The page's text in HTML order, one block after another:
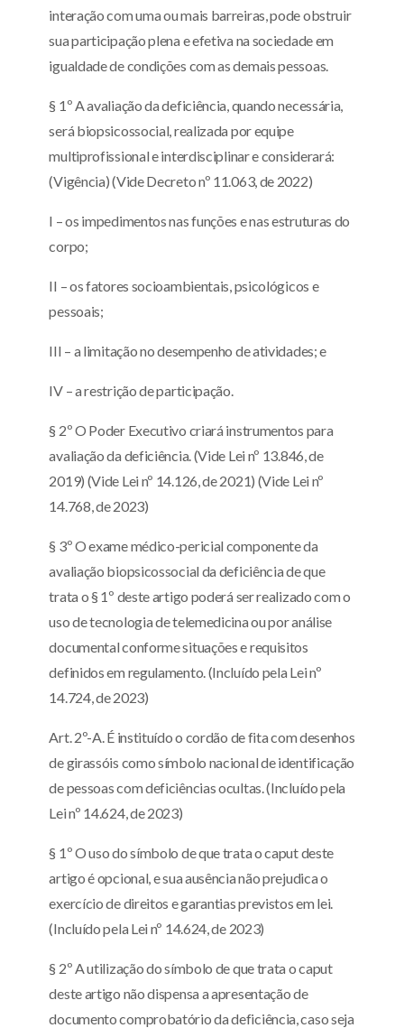
interação com uma ou mais barreiras, pode obstruir
sua participação plena e efetiva na sociedade em
igualdade de condições com as demais pessoas.
§ 1º A avaliação da deficiência, quando necessária,
será biopsicossocial, realizada por equipe
multiprofissional e interdisciplinar e considerará:
(Vigência) (Vide Decreto nº 11.063, de 2022)
I – os impedimentos nas funções e nas estruturas do
corpo;
II – os fatores socioambientais, psicológicos e
pessoais;
III – a limitação no desempenho de atividades; e
IV – a restrição de participação.
§ 2º O Poder Executivo criará instrumentos para
avaliação da deficiência. (Vide Lei nº 13.846, de
2019) (Vide Lei nº 14.126, de 2021) (Vide Lei nº
14.768, de 2023)
§ 3º O exame médico-pericial componente da
avaliação biopsicossocial da deficiência de que
trata o § 1º deste artigo poderá ser realizado com o
uso de tecnologia de telemedicina ou por análise
documental conforme situações e requisitos
definidos em regulamento. (Incluído pela Lei nº
14.724, de 2023)
Art. 2º-A. É instituído o cordão de fita com desenhos
de girassóis como símbolo nacional de identificação
de pessoas com deficiências ocultas. (Incluído pela
Lei nº 14.624, de 2023)
§ 1º O uso do símbolo de que trata o caput deste
artigo é opcional, e sua ausência não prejudica o
exercício de direitos e garantias previstos em lei.
(Incluído pela Lei nº 14.624, de 2023)
§ 2º A utilização do símbolo de que trata o caput
deste artigo não dispensa a apresentação de
documento comprobatório da deficiência, caso seja